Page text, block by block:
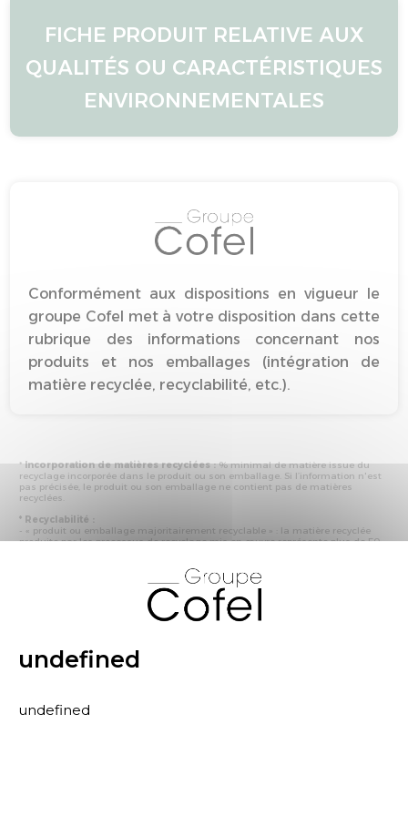
FICHE PRODUIT RELATIVE AUX
QUALITÉS OU CARACTÉRISTIQUES
ENVIRONNEMENTALES
Conformément aux dispositions en vigueur le
groupe Cofel met à votre disposition dans cette
rubrique des informations concernant nos
produits et nos emballages (intégration de
matière recyclée, recyclabilité, etc.).
*Incorporation de matières recyclées :% minimal de matière issue du
recyclage incorporée dans le produit ou son emballage. Si l’information n'est
pas précisée, le produit ou son emballage ne contient pas de matières
recyclées.
* Recyclabilité :
- « produit ou emballage majoritairement recyclable » : la matière recyclée
produite par les processus de recyclage mis en œuvre représente plus de 50
produite par les processus de recyclage mis en œuvre représente plus de 95
% en masse du déchet collecté
* Primes et pénalités appliquées au produit :nous déclarons dans cette
rubrique les primes et pénalités déclarées à ECOMAISON et CITEO (Eco
undefined
undefined